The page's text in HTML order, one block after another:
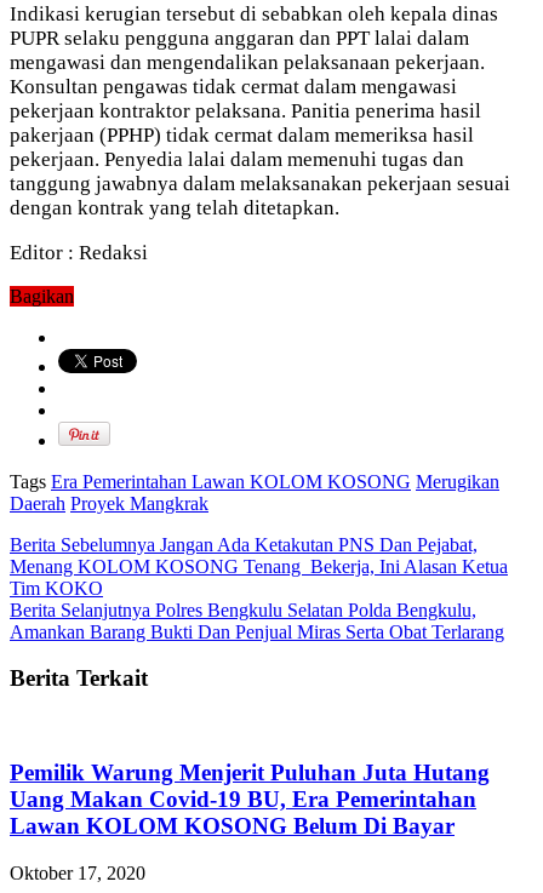
Indikasi kerugian tersebut di sebabkan oleh kepala dinas
PUPR selaku pengguna anggaran dan PPT lalai dalam
mengawasi dan mengendalikan pelaksanaan pekerjaan.
Konsultan pengawas tidak cermat dalam mengawasi
pekerjaan kontraktor pelaksana. Panitia penerima hasil
pakerjaan (PPHP) tidak cermat dalam memeriksa hasil
pekerjaan. Penyedia lalai dalam memenuhi tugas dan
tanggung jawabnya dalam melaksanakan pekerjaan sesuai
dengan kontrak yang telah ditetapkan.
Editor : Redaksi
Bagikan
Tags Era Pemerintahan Lawan KOLOM KOSONG Merugikan
Daerah Proyek Mangkrak
Berita Sebelumnya Jangan Ada Ketakutan PNS Dan Pejabat,
Menang KOLOM KOSONG Tenang Bekerja, Ini Alasan Ketua
Tim KOKO
Berita Selanjutnya Polres Bengkulu Selatan Polda Bengkulu,
Amankan Barang Bukti Dan Penjual Miras Serta Obat Terlarang
Berita Terkait
Pemilik Warung Menjerit Puluhan Juta Hutang
Uang Makan Covid-19 BU, Era Pemerintahan
Lawan KOLOM KOSONG Belum Di Bayar
Oktober 17, 2020